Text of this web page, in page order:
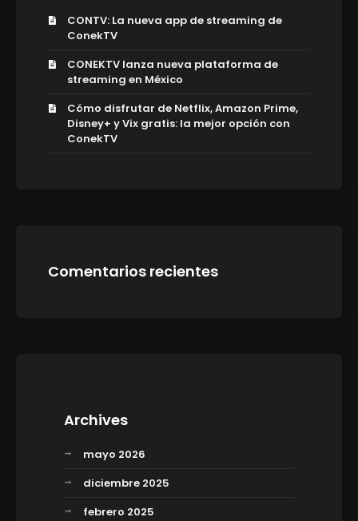
CONTV: La nueva app de streaming de
ConekTV
CONEKTV lanza nueva plataforma de
streaming en México
Cómo disfrutar de Netflix, Amazon Prime,
Disney+ y Vix gratis: la mejor opción con
ConekTV
Comentarios recientes
Archives
mayo 2026
diciembre 2025
febrero 2025